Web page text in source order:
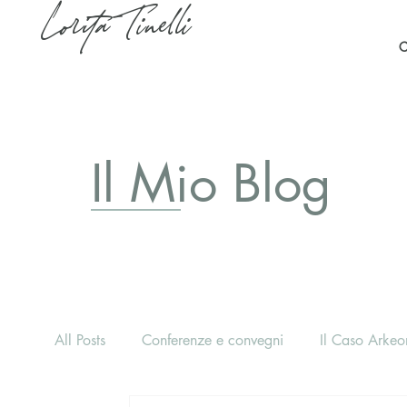
Lorita Tinelli
Il Mio Blog
All Posts Conferenze e convegni Il Caso